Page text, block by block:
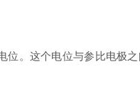
。这个电位与参比电极